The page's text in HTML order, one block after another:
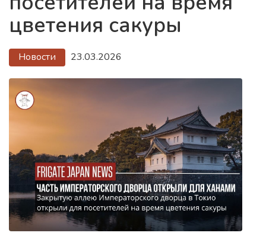
цветения сакуры
Новости 23.03.2026